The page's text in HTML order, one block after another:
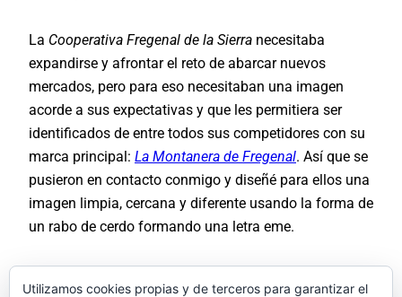
La Cooperativa Fregenal de la Sierra necesitaba
expandirse y afrontar el reto de abarcar nuevos
mercados, pero para eso necesitaban una imagen
acorde a sus expectativas y que les permitiera ser
identificados de entre todos sus competidores con su
marca principal: La Montanera de Fregenal. Así que se
pusieron en contacto conmigo y diseñé para ellos una
imagen limpia, cercana y diferente usando la forma de
un rabo de cerdo formando una letra eme.
Utilizamos cookies propias y de terceros para garantizar el